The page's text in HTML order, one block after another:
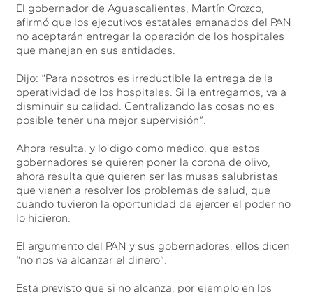
El gobernador de Aguascalientes, Martín Orozco,
afirmó que los ejecutivos estatales emanados del PAN
no aceptarán entregar la operación de los hospitales
que manejan en sus entidades.
Dijo: “Para nosotros es irreductible la entrega de la
operatividad de los hospitales. Si la entregamos, va a
disminuir su calidad. Centralizando las cosas no es
posible tener una mejor supervisión”.
Ahora resulta, y lo digo como médico, que estos
gobernadores se quieren poner la corona de olivo,
ahora resulta que quieren ser las musas salubristas
que vienen a resolver los problemas de salud, que
cuando tuvieron la oportunidad de ejercer el poder no
lo hicieron.
El argumento del PAN y sus gobernadores, ellos dicen
“no nos va alcanzar el dinero”.
Está previsto que si no alcanza, por ejemplo en los